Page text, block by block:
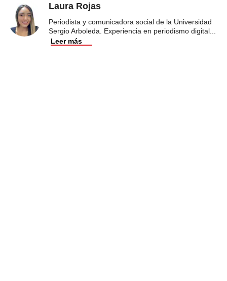
Laura Rojas
Periodista y comunicadora social de la Universidad
Sergio Arboleda. Experiencia en periodismo digital
Leer más